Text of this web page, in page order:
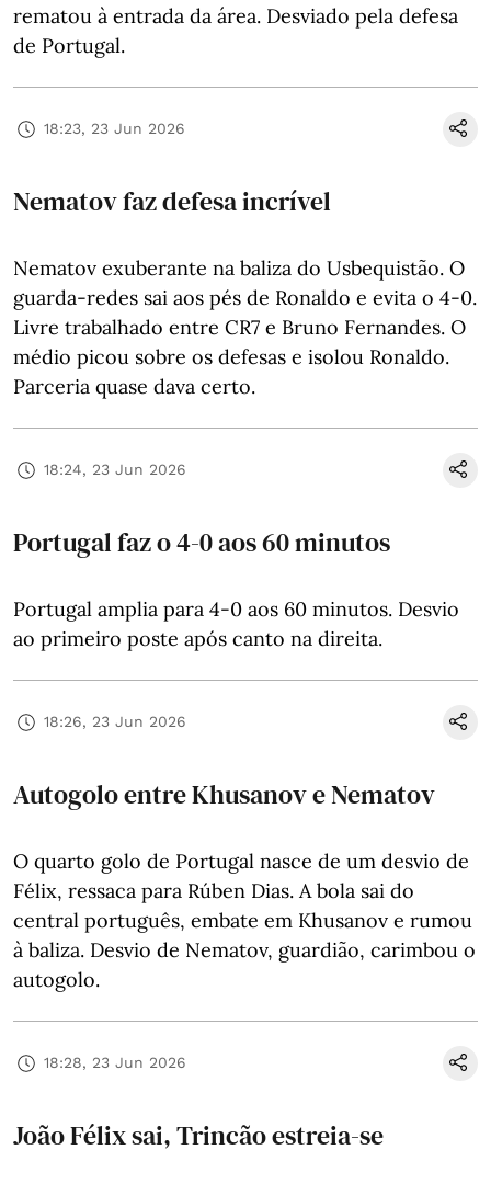
rematou à entrada da área. Desviado pela defesa
de Portugal.
18:23, 23 Jun 2026
Nematov faz defesa incrível
Nematov exuberante na baliza do Usbequistão. O
guarda-redes sai aos pés de Ronaldo e evita o 4-0.
Livre trabalhado entre CR7 e Bruno Fernandes. O
médio picou sobre os defesas e isolou Ronaldo.
Parceria quase dava certo.
18:24, 23 Jun 2026
Portugal faz o 4-0 aos 60 minutos
Portugal amplia para 4-0 aos 60 minutos. Desvio
ao primeiro poste após canto na direita.
18:26, 23 Jun 2026
Autogolo entre Khusanov e Nematov
O quarto golo de Portugal nasce de um desvio de
Félix, ressaca para Rúben Dias. A bola sai do
central português, embate em Khusanov e rumou
à baliza. Desvio de Nematov, guardião, carimbou o
autogolo.
18:28, 23 Jun 2026
João Félix sai, Trincão estreia-se